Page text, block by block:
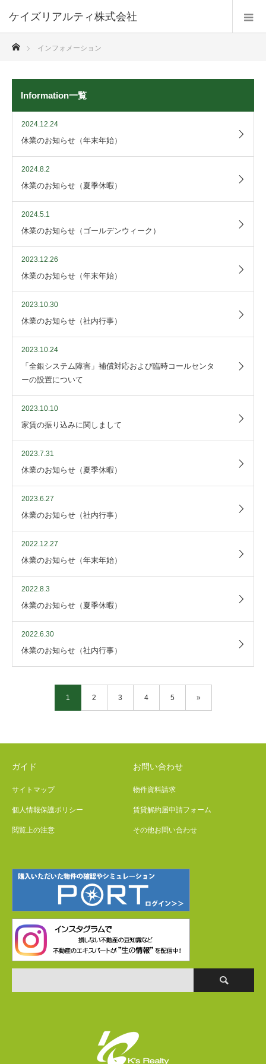
ケイズリアルティ株式会社
インフォメーション
Information一覧
2024.12.24
休業のお知らせ（年末年始）
2024.8.2
休業のお知らせ（夏季休暇）
2024.5.1
休業のお知らせ（ゴールデンウィーク）
2023.12.26
休業のお知らせ（年末年始）
2023.10.30
休業のお知らせ（社内行事）
2023.10.24
「全銀システム障害」補償対応および臨時コールセンタ
ーの設置について
2023.10.10
家賃の振り込みに関しまして
2023.7.31
休業のお知らせ（夏季休暇）
2023.6.27
休業のお知らせ（社内行事）
2022.12.27
休業のお知らせ（年末年始）
2022.8.3
休業のお知らせ（夏季休暇）
2022.6.30
休業のお知らせ（社内行事）
1 2 3 4 5 »
ガイド
サイトマップ
個人情報保護ポリシー
閲覧上の注意
お問い合わせ
物件資料請求
賃貸解約届申請フォーム
その他お問い合わせ